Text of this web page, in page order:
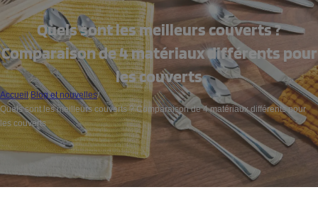
Quels sont les meilleurs couverts ?
Comparaison de 4 matériaux différents pour
les couverts
Accueil /Blog et nouvelles/
Quels sont les meilleurs couverts ? Comparaison de 4 matériaux différents pour
les couverts